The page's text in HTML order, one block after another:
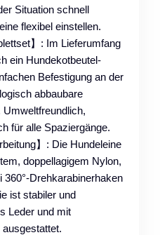
Situation schnell
flexibel einstellen.
】: Im Lieferumfang
ein Hundekotbeutel-
Befestigung an der
abbaubare
für alle Spaziergänge.
】: Die Hundeleine
doppellagigem Nylon,
Drehkarabinerhaken
ist stabiler und
Leder und mit